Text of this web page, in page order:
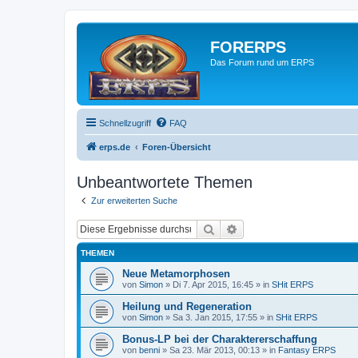
FORERPS
Das Forum rund um ERPS
Schnellzugriff FAQ
erps.de Foren-Übersicht
Unbeantwortete Themen
Zur erweiterten Suche
Suche
THEMEN
Neue Metamorphosen
von Simon » Di 7. Apr 2015, 16:45 » in SHit ERPS
Heilung und Regeneration
von Simon » Sa 3. Jan 2015, 17:55 » in SHit ERPS
Bonus-LP bei der Charaktererschaffung
von benni » Sa 23. Mär 2013, 00:13 » in Fantasy ERPS